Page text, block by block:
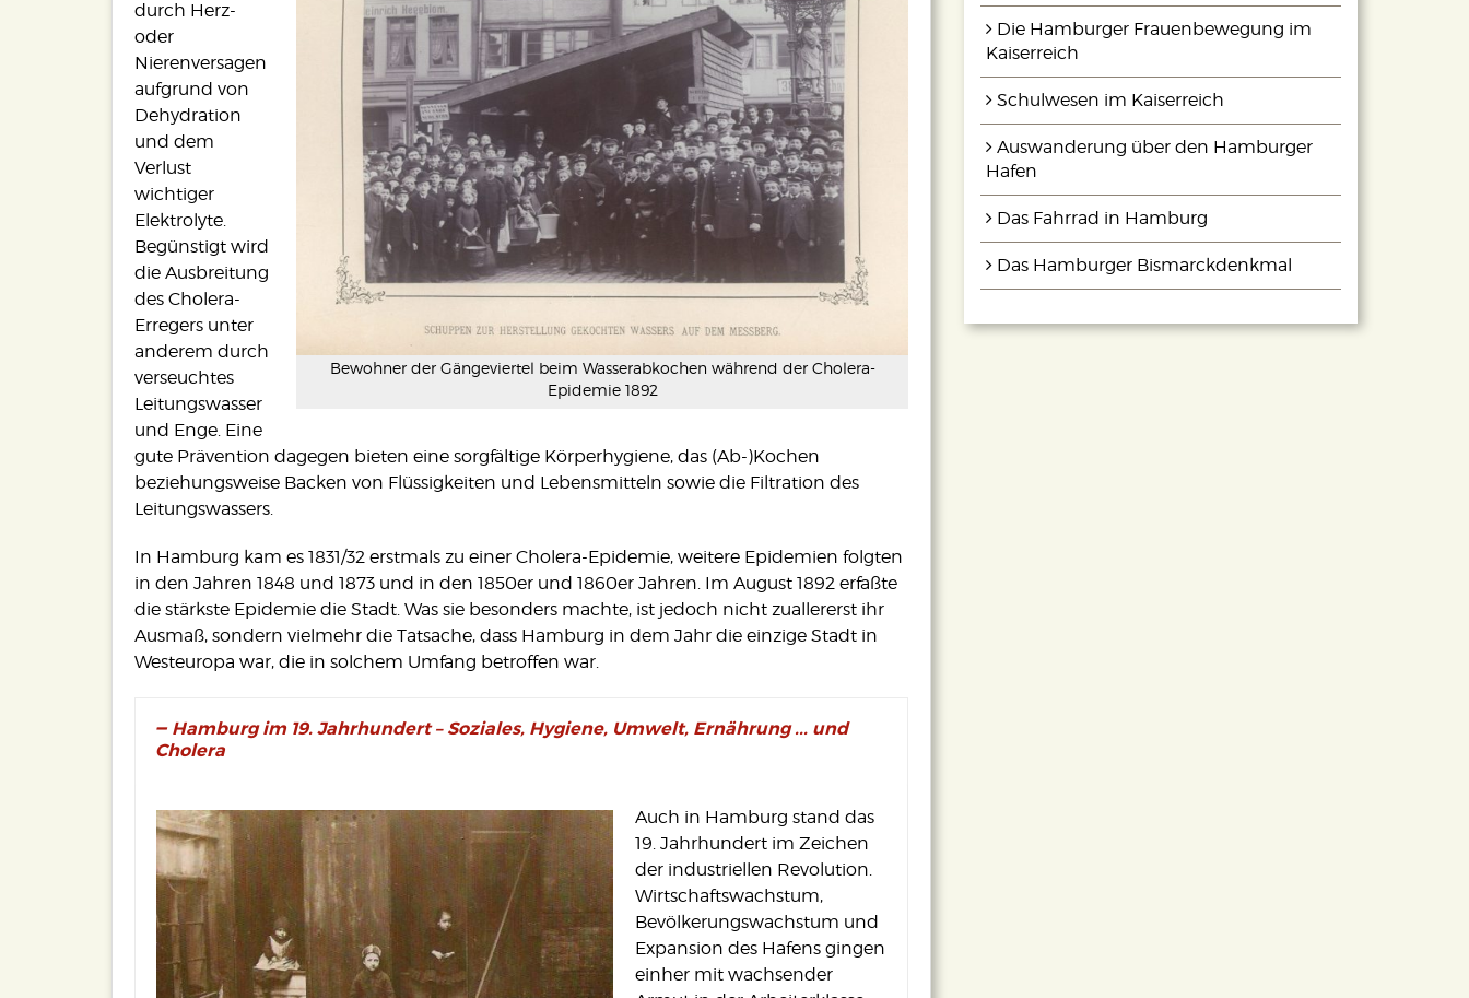
Bewohner der Gängeviertel beim Wasserabkochen während der Cholera-
Epidemie 1892
durch Herz-
oder
Nierenversagen
aufgrund von
Dehydration
und dem
Verlust
wichtiger
Elektrolyte.
Begünstigt wird
die Ausbreitung
des Cholera-
Erregers unter
anderem durch
verseuchtes
Leitungswasser
und Enge. Eine
gute Prävention dagegen bieten eine sorgfältige Körperhygiene, das (Ab-)Kochen
beziehungsweise Backen von Flüssigkeiten und Lebensmitteln sowie die Filtration des
Leitungswassers.
In Hamburg kam es 1831/32 erstmals zu einer Cholera-Epidemie, weitere Epidemien folgten
in den Jahren 1848 und 1873 und in den 1850er und 1860er Jahren. Im August 1892 erfaßte
die stärkste Epidemie die Stadt. Was sie besonders machte, ist jedoch nicht zuallererst ihr
Ausmaß, sondern vielmehr die Tatsache, dass Hamburg in dem Jahr die einzige Stadt in
Westeuropa war, die in solchem Umfang betroffen war.
Hamburg im 19. Jahrhundert – Soziales, Hygiene, Umwelt, Ernährung ... und
Cholera
Auch in Hamburg stand das
19. Jahrhundert im Zeichen
der industriellen Revolution.
Wirtschaftswachstum,
Bevölkerungswachstum und
Expansion des Hafens gingen
einher mit wachsender
Die Hamburger Frauenbewegung im
Kaiserreich
Schulwesen im Kaiserreich
Auswanderung über den Hamburger
Hafen
Das Fahrrad in Hamburg
Das Hamburger Bismarckdenkmal